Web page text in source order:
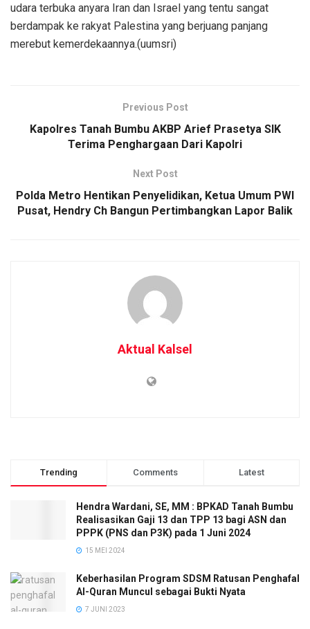
udara terbuka anyara Iran dan Israel yang tentu sangat
berdampak ke rakyat Palestina yang berjuang panjang
merebut kemerdekaannya.(uumsri)
Previous Post
Kapolres Tanah Bumbu AKBP Arief Prasetya SIK
Terima Penghargaan Dari Kapolri
Next Post
Polda Metro Hentikan Penyelidikan, Ketua Umum PWI
Pusat, Hendry Ch Bangun Pertimbangkan Lapor Balik
Aktual Kalsel
Trending Comments Latest
Hendra Wardani, SE, MM : BPKAD Tanah Bumbu
Realisasikan Gaji 13 dan TPP 13 bagi ASN dan
PPPK (PNS dan P3K) pada 1 Juni 2024
15 MEI 2024
Keberhasilan Program SDSM Ratusan Penghafal
Al-Quran Muncul sebagai Bukti Nyata
7 JUNI 2023